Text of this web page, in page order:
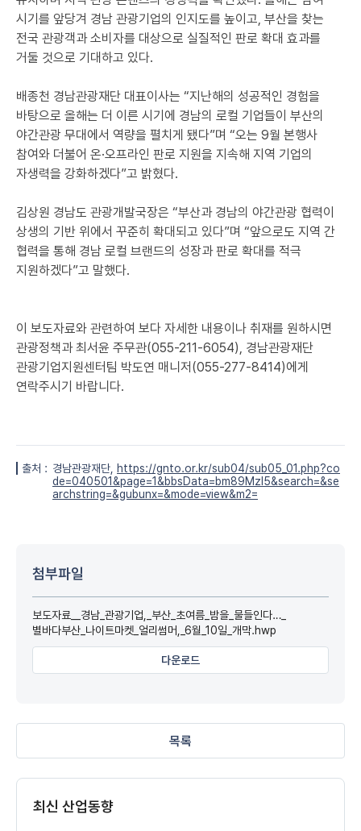
시기를 앞당겨 경남 관광기업의 인지도를 높이고, 부산을 찾는
전국 관광객과 소비자를 대상으로 실질적인 판로 확대 효과를
거둘 것으로 기대하고 있다.
배종천 경남관광재단 대표이사는 “지난해의 성공적인 경험을
바탕으로 올해는 더 이른 시기에 경남의 로컬 기업들이 부산의
야간관광 무대에서 역량을 펼치게 됐다”며 “오는 9월 본행사
참여와 더불어 온·오프라인 판로 지원을 지속해 지역 기업의
자생력을 강화하겠다”고 밝혔다.
김상원 경남도 관광개발국장은 “부산과 경남의 야간관광 협력이
상생의 기반 위에서 꾸준히 확대되고 있다”며 “앞으로도 지역 간
협력을 통해 경남 로컬 브랜드의 성장과 판로 확대를 적극
지원하겠다”고 말했다.
이 보도자료와 관련하여 보다 자세한 내용이나 취재를 원하시면
관광정책과 최서윤 주무관(055-211-6054), 경남관광재단
관광기업지원센터팀 박도연 매니저(055-277-8414)에게
연락주시기 바랍니다.
출처 : 경남관광재단,
https://gnto.or.kr/sub04/sub05_01.php?co
de=040501&page=1&bbsData=bm89MzI5&search=&se
archstring=&gubunx=&mode=view&m2=
첨부파일
보도자료__경남_관광기업,_부산_초여름_밤을_물들인다…_
별바다부산_나이트마켓_얼리썸머,_6월_10일_개막.hwp
다운로드
목록
최신 산업동향